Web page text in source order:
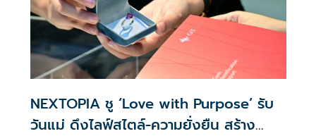
NEXTOPIA ชู ‘Love with Purpose’ รับ
วันแม่ ดึงไลฟ์สไตล์-ความยั่งยืน สร้าง